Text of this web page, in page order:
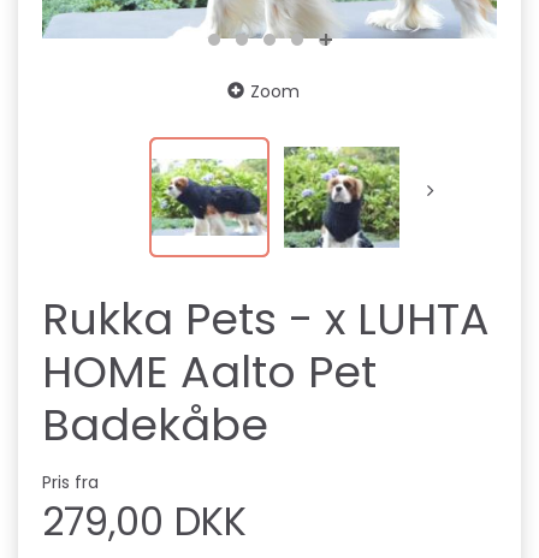
Zoom
Rukka Pets - x LUHTA
HOME Aalto Pet
Badekåbe
Pris fra
279,00 DKK